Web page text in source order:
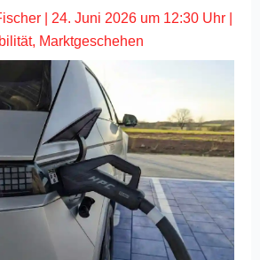
24. Juni 2026 um 12:30 Uhr|
, Marktgeschehen